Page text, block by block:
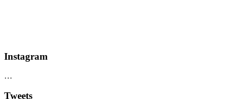
Instagram
…
Tweets